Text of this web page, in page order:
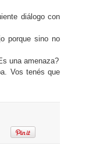
diálogo con
porque sino no
una amenaza?
Vos tenés que